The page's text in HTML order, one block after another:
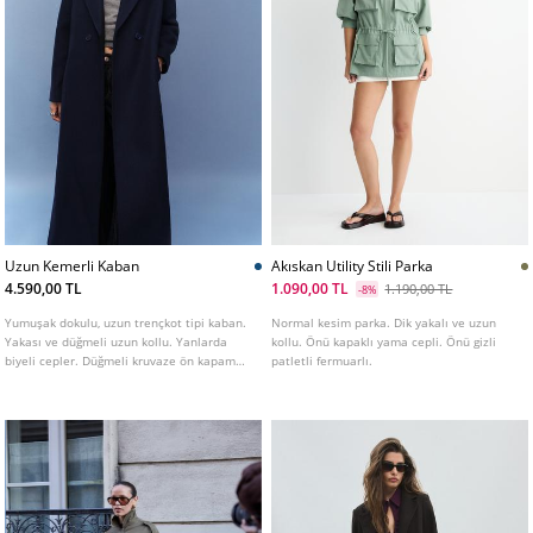
Uzun Kemerli Kaban
4.590,00 TL
Yumuşak dokulu, uzun trençkot tipi kaban.
Yakası ve düğmeli uzun kollu. Yanlarda
biyeli cepler. Düğmeli kruvaze ön kapama
Akıskan Utility Stili Parka
1.090,00 TL
-8% 1.190,00 TL
Normal kesim parka. Dik yakalı ve uzun
kollu. Önü kapaklı yama cepli. Önü gizli
patletli fermuarlı.